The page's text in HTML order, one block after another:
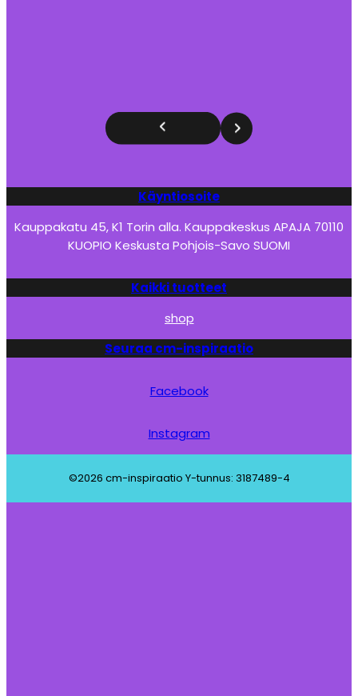
Käyntiosoite
Kauppakatu 45, K1 Torin alla. Kauppakeskus APAJA 70110
KUOPIO Keskusta Pohjois-Savo SUOMI
Kaikki tuotteet
shop
Seuraa cm-inspiraatio
Facebook
Instagram
©2026 cm-inspiraatio Y-tunnus: 3187489-4